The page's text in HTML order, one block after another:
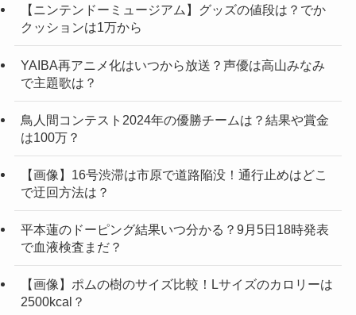
【ニンテンドーミュージアム】グッズの値段は？でか
クッションは1万から
YAIBA再アニメ化はいつから放送？声優は高山みなみ
で主題歌は？
鳥人間コンテスト2024年の優勝チームは？結果や賞金
は100万？
【画像】16号渋滞は市原で道路陥没！通行止めはどこ
で迂回方法は？
平本蓮のドーピング結果いつ分かる？9月5日18時発表
で血液検査まだ？
【画像】ポムの樹のサイズ比較！Lサイズのカロリーは
2500kcal？